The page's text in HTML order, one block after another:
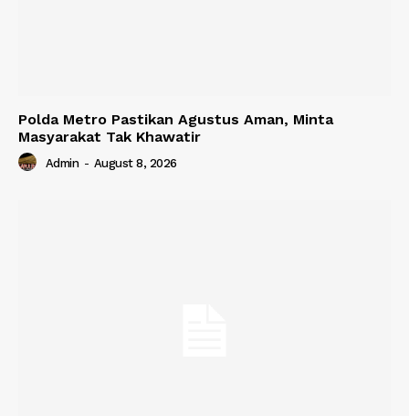
Polda Metro Pastikan Agustus Aman, Minta
Masyarakat Tak Khawatir
Admin - August 8, 2026